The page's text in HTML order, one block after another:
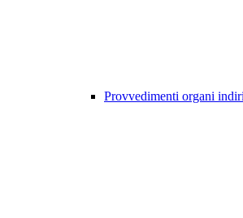
Provvedimenti organi